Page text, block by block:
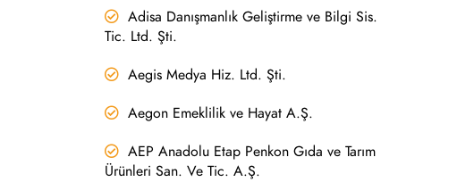
Adisa Danışmanlık Geliştirme ve Bilgi Sis.
Tic. Ltd. Şti.
Aegis Medya Hiz. Ltd. Şti.
Aegon Emeklilik ve Hayat A.Ş.
AEP Anadolu Etap Penkon Gıda ve Tarım
Ürünleri San. Ve Tic. A.Ş.